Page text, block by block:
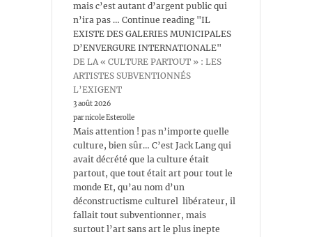
mais c’est autant d’argent public qui
n’ira pas … Continue reading "IL
EXISTE DES GALERIES MUNICIPALES
D’ENVERGURE INTERNATIONALE"
DE LA « CULTURE PARTOUT » : LES
ARTISTES SUBVENTIONNÉS
L’EXIGENT
3 août 2026
par nicole Esterolle
Mais attention ! pas n’importe quelle
culture, bien sûr… C’est Jack Lang qui
avait décrété que la culture était
partout, que tout était art pour tout le
monde Et, qu’au nom d’un
déconstructisme culturel libérateur, il
fallait tout subventionner, mais
surtout l’art sans art le plus inepte